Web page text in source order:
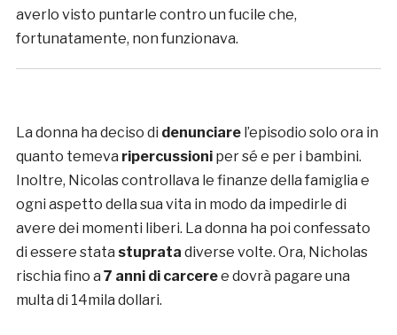
averlo visto puntarle contro un fucile che,
fortunatamente, non funzionava.
La donna ha deciso di denunciarel’episodio solo ora in
quanto temeva ripercussioniper sé e per i bambini.
Inoltre, Nicolas controllava le finanze della famiglia e
ogni aspetto della sua vita in modo da impedirle di
avere dei momenti liberi. La donna ha poi confessato
di essere stata stuprata diverse volte. Ora, Nicholas
rischia fino a 7 anni di carceree dovrà pagare una
multa di 14mila dollari.